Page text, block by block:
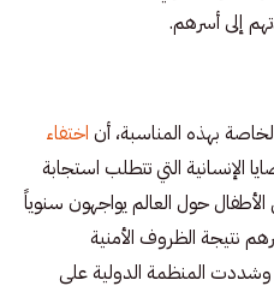
إلى أسرهم.
بهذه المناسبة، أن اختفاء
الإنسانية التي تتطلب استجابة
حول العالم يواجهون سنوياً
نتيجة الظروف الأمنية
وشددت المنظمة الدولية على